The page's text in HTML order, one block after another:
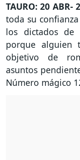
TAURO: 20 ABR-
toda su
los dictados de
porque alguien
objetivo de
asuntos
Número mágico